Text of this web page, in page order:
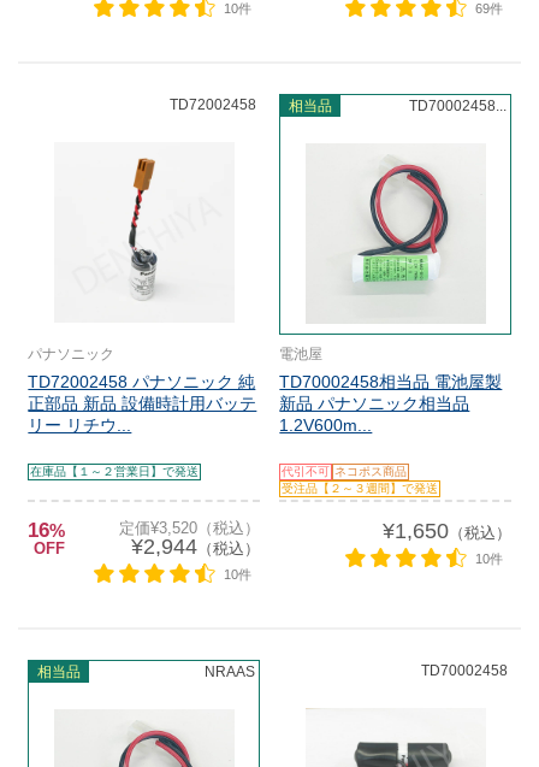
10件 69件
TD72002458
パナソニック
TD72002458 パナソニック 純
正部品 新品 設備時計用バッテ
リー リチウ...
在庫品【１～２営業日】で発送
16%
OFF
定価¥3,520（税込）
¥2,944（税込）
10件
相当品 TD70002458...
電池屋
TD70002458相当品 電池屋製
新品 パナソニック相当品
1.2V600m...
代引不可 ネコポス商品
受注品【２～３週間】で発送
¥1,650（税込）
10件
相当品 NRAAS TD70002458